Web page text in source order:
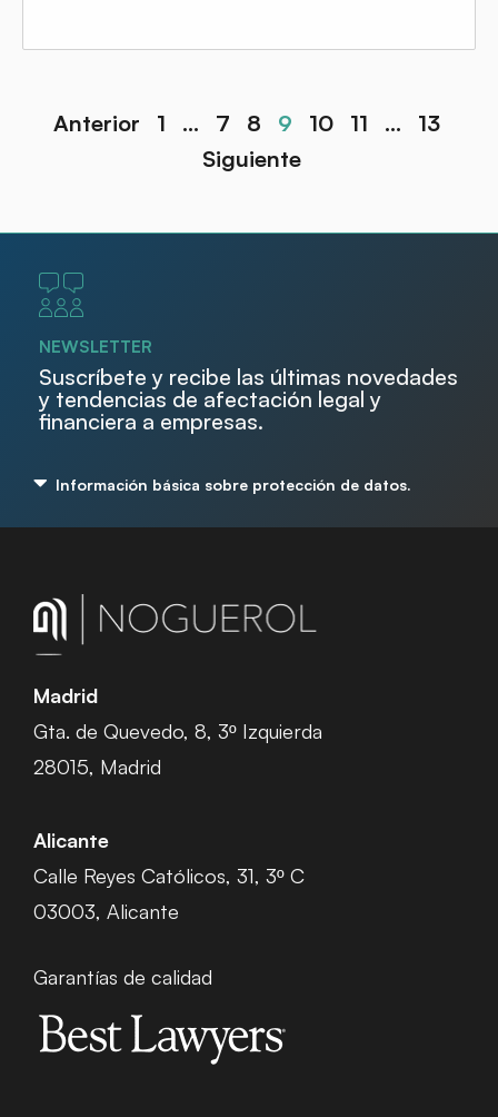
Anterior 1 … 7 8 9 10 11 …
13
Siguiente
NEWSLETTER
Suscríbete y recibe las últimas novedades
y tendencias de afectación legal y
financiera a empresas.
Información básica sobre protección de datos.
Madrid
Gta. de Quevedo, 8, 3º Izquierda
28015, Madrid
Alicante
Calle Reyes Católicos, 31, 3º C
03003, Alicante
Garantías de calidad